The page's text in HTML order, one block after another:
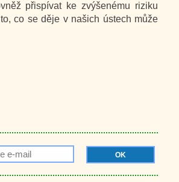
přispívat ke zvýšenému riziku
co se děje v našich ústech může
OK